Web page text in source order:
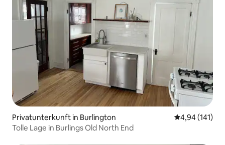
Privatunterkunft in Burlington
4,94 (141)
Tolle Lage in Burlings Old North End